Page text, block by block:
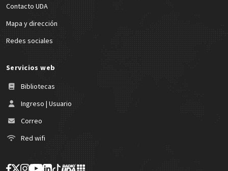
Contacto UDA
Mapa y dirección
Redes sociales
Servicios web
Bibliotecas
Ingreso | Usuario
Correo
Red wifi